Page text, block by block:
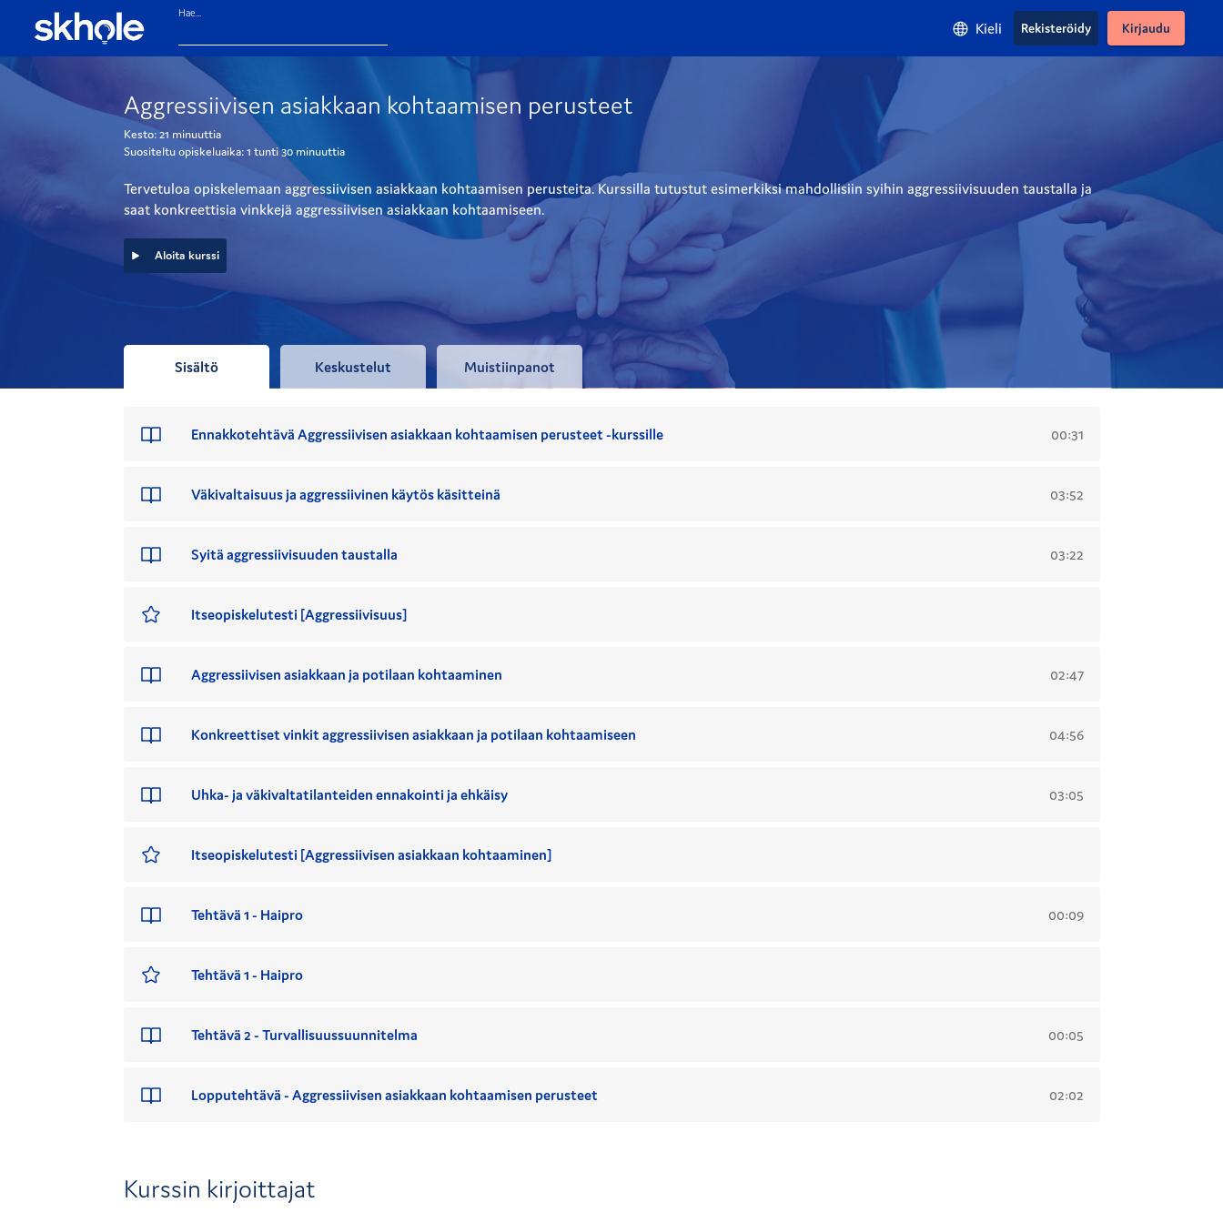
Hae...
Kieli Kirjaudu
Rekisteröidy
Aggressiivisen asiakkaan kohtaamisen perusteet
Kesto: 21 minuuttia
Suositeltu opiskeluaika: 1 tunti30 minuuttia
Tervetuloa opiskelemaan aggressiivisen asiakkaan kohtaamisen perusteita. Kurssilla tutustut esimerkiksi mahdollisiin syihin aggressiivisuuden taustalla ja
saat konkreettisia vinkkejä aggressiivisen asiakkaan kohtaamiseen.
Aloita kurssi
Sisältö Keskustelut Muistiinpanot
Ennakkotehtävä Aggressiivisen asiakkaan kohtaamisen perusteet -kurssille 00:31
Väkivaltaisuus ja aggressiivinen käytös käsitteinä 03:52
Syitä aggressiivisuuden taustalla 03:22
Itseopiskelutesti [Aggressiivisuus]
Aggressiivisen asiakkaan ja potilaan kohtaaminen 02:47
Konkreettiset vinkit aggressiivisen asiakkaan ja potilaan kohtaamiseen 04:56
Uhka- ja väkivaltatilanteiden ennakointi ja ehkäisy 03:05
Itseopiskelutesti [Aggressiivisen asiakkaan kohtaaminen]
Tehtävä 1 - Haipro 00:09
Tehtävä 1 - Haipro
Tehtävä 2 - Turvallisuussuunnitelma 00:05
Lopputehtävä - Aggressiivisen asiakkaan kohtaamisen perusteet 02:02
Kurssin kirjoittajat